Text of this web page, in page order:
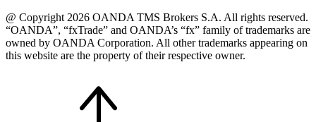
@ Copyright 2026 OANDA TMS Brokers S.A. All rights reserved.
“OANDA”, “fxTrade” and OANDA’s “fx” family of trademarks are
owned by OANDA Corporation. All other trademarks appearing on
this website are the property of their respective owner.